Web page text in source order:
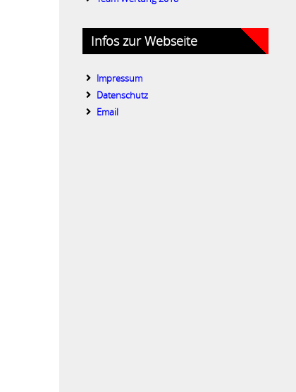
Infos zur Webseite
Impressum
Datenschutz
Email